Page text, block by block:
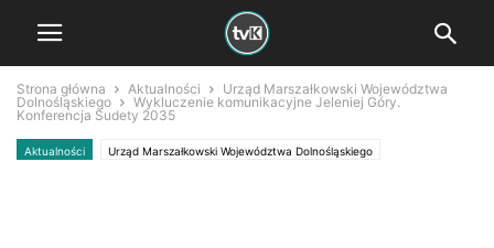
Strona główna Aktualności
Urząd Marszałkowski Województwa
Dolnośląskiego
Wykluczenie komunikacyjne Jeleniej Góry.
Konferencja Sudety 2035
Aktualności Urząd Marszałkowski Województwa Dolnośląskiego